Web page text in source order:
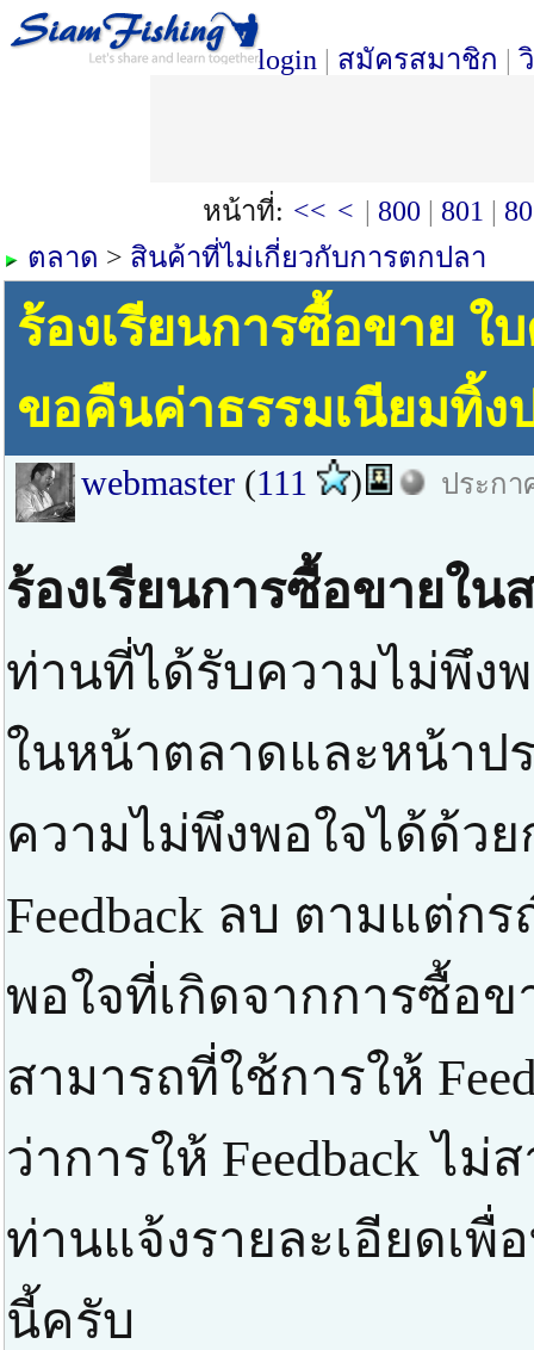
login | สมัครสมาชิก |
หน้าที่: << < | 800 | 801 |
ตลาด > สินค้าที่ไม่เกี่ยวกับการตกปลา
ร้องเรียนการซื้อขาย ใ
ขอคืนค่าธรรมเนียมทิ้ง
webmaster (111 ) ประกา
ร้องเรียนการซื้อขายใน
ท่านที่ได้รับความไม่พึง
ในหน้าตลาดและหน้าป
ความไม่พึงพอใจได้ด้วย
Feedback ลบ ตามแต่ก
พอใจที่เกิดจากการซื้อ
สามารถที่ใช้การให้
ว่าการให้ Feedback ไ
ท่านแจ้งรายละเอียดเพื่
นี้ครับ